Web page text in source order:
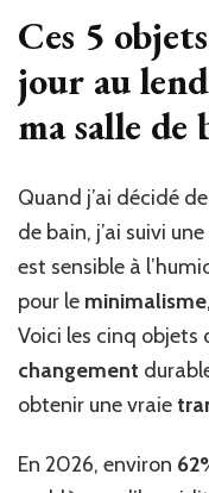
Ces 5
jour au
ma salle de
Quand j’ai décidé
de bain, j’ai suivi
est sensible à
pour le minimalisme
Voici les cinq objets
changement
obtenir une vraie
En 2026, environ